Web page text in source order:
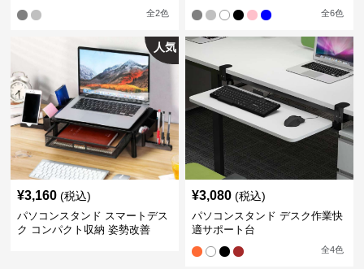
全2色 全6色
人気
¥3,160 (税込)
パソコンスタンド スマートデス
ク コンパクト収納 姿勢改善
¥3,080 (税込)
パソコンスタンド デスク作業快
適サポート台
全4色